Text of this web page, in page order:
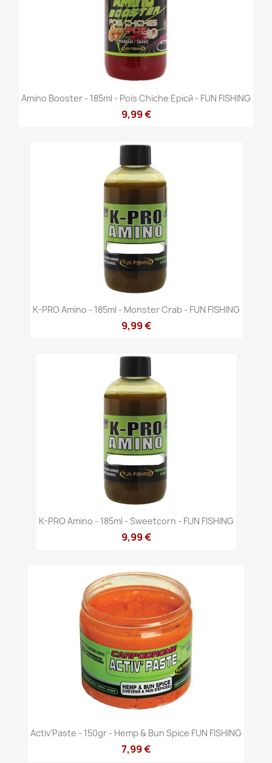
Amino Booster - 185ml - Pois Chiche Epicй - FUN FISHING
9,99 €
K-PRO Amino - 185ml - Monster Crab - FUN FISHING
9,99 €
K-PRO Amino - 185ml - Sweetcorn - FUN FISHING
9,99 €
Activ’Paste - 150gr - Hemp & Bun Spice FUN FISHING
7,99 €